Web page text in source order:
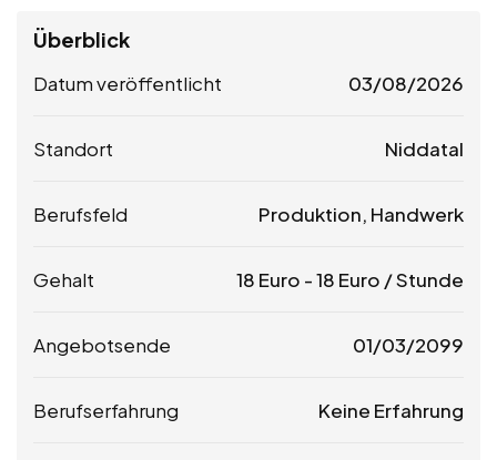
Überblick
Datum veröffentlicht 03/08/2026
Standort Niddatal
Berufsfeld Produktion, Handwerk
Gehalt 18 Euro -18 Euro / Stunde
Angebotsende 01/03/2099
Berufserfahrung Keine Erfahrung